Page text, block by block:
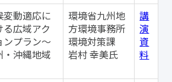
変動適応に
る広域アク
ンプラン～
・沖縄地域
環境省九州地
方環境事務所
環境対策課
岩村 幸美氏
講
演
資
料